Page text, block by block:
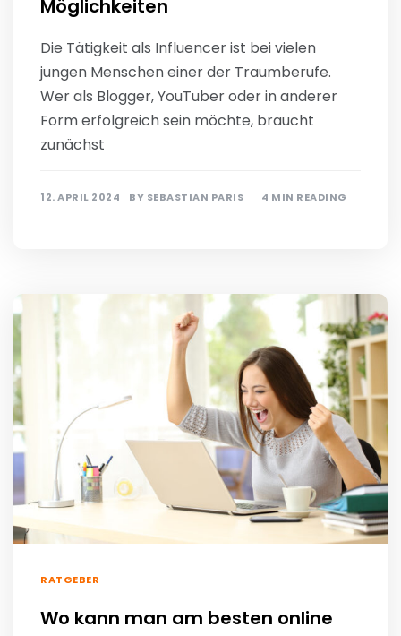
Möglichkeiten
Die Tätigkeit als Influencer ist bei vielen
jungen Menschen einer der Traumberufe.
Wer als Blogger, YouTuber oder in anderer
Form erfolgreich sein möchte, braucht
zunächst
12. APRIL 2024 BY SEBASTIAN PARIS 4 MIN READING
RATGEBER
Wo kann man am besten online